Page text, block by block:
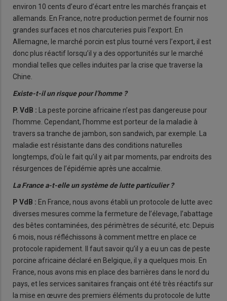
environ 10 cents d’euro d’écart entre les marchés français et
allemands. En France, notre production permet de fournir nos
grandes surfaces et nos charcuteries puis l’export. En
Allemagne, le marché porcin est plus tourné vers l’export, il est
donc plus réactif lorsqu’il y a des opportunités sur le marché
mondial telles que celles induites par la crise que traverse la
Chine.
Existe-t-il un risque pour l’homme ?
P. VdB : La peste porcine africaine n’est pas dangereuse pour
l’homme. Cependant, l’homme est porteur de la maladie à
travers sa tranche de jambon, son sandwich, par exemple. La
maladie est résistante dans des conditions naturelles
longtemps, d’où le fait qu’il y ait par moments, par endroits des
résurgences de l’épidémie après une accalmie.
La France a-t-elle un système de lutte particulier ?
P VdB : En France, nous avons établi un protocole de lutte avec
diverses mesures comme la fermeture de l’élevage, l’abattage
des bêtes contaminées, des périmètres de sécurité, etc. Depuis
6 mois, nous réfléchissons à comment mettre en place ce
protocole rapidement. Il faut savoir qu’il y a eu un cas de peste
porcine africaine déclaré en Belgique, il y a quelques mois. En
France, nous avons mis en place des barrières dans le nord du
pays, et les services sanitaires français ont été très réactifs sur
la mise en œuvre des premiers éléments du protocole de lutte